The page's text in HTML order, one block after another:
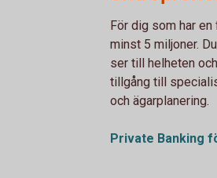
För dig som har
minst 5 miljoner.
ser till helheten
tillgång till
och ägarplanering.
Private Banking